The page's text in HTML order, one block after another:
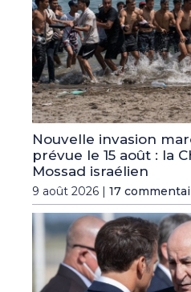
Nouvelle invasion
prévue le 15 août : la
Mossad israélien
9 août 2026 | 17